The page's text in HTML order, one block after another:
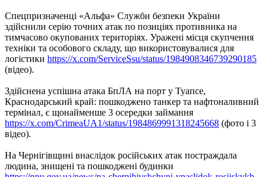
Спецпризначенці «Альфа» Служби безпеки України
здійснили серію точних атак по позиціях противника на
тимчасово окупованих територіях. Уражені місця скупчення
техніки та особового складу, що використовувалися для
логістики https://x.com/ServiceSsu/status/1984908346739290185
(відео).
Здійснена успішна атака БпЛА на порт у Туапсе,
Краснодарський край: пошкоджено танкер та нафтоналивний
термінал, є щонайменше 3 осередки займання
https://x.com/CrimeaUA1/status/1984869991318245668 (фото і 3
відео).
На Чернігівщині внаслідок російських атак постраждала
людина, знищені та пошкоджені будинки